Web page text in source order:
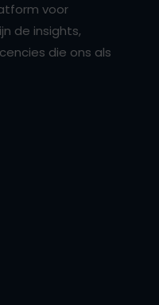
voor
de insights,
die ons als